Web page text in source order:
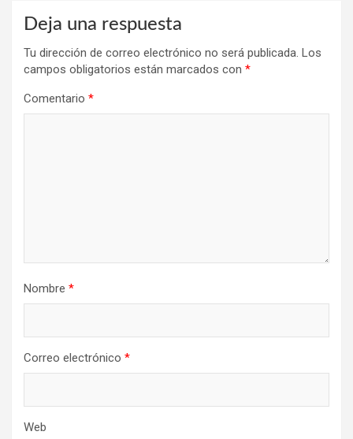
Deja una respuesta
Tu dirección de correo electrónico no será publicada. Los
campos obligatorios están marcados con *
Comentario *
Nombre *
Correo electrónico *
Web